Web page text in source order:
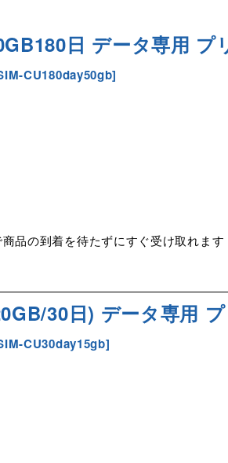
日 データ専用 プ
CU180day50gb]
品の到着を待たずにすぐ受け取れま
30日) データ専用
CU30day15gb]